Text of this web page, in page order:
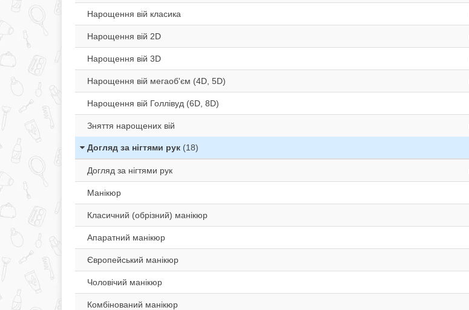
Нарощення вій класика
Нарощення вій 2D
Нарощення вій 3D
Нарощення вій мегаоб'єм (4D, 5D)
Нарощення вій Голлівуд (6D, 8D)
Зняття нарощених вій
Догляд за нігтями рук (18)
Догляд за нігтями рук
Манікюр
Класичний (обрізний) манікюр
Апаратний манікюр
Європейський манікюр
Чоловічий манікюр
Комбінований манікюр